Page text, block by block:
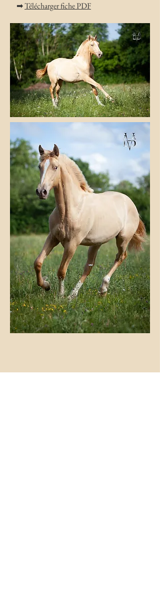
➡Télécharger fiche PDF